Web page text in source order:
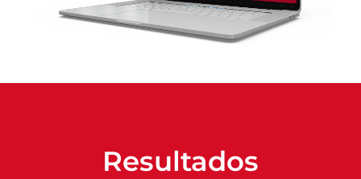
Resultados